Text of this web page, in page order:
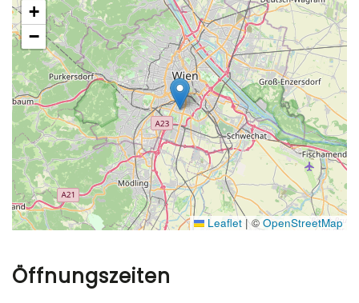
+
−
Leaflet |© OpenStreetMap
Öffnungszeiten